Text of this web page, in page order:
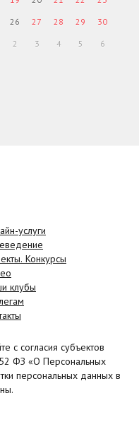
26 27 28 29 30
2 3 4 5 6
услуги
Конкурсы
клубы
с согласия субъектов
ФЗ «О Персональных
персональных данных в